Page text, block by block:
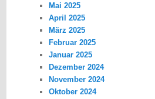
Mai 2025
April 2025
März 2025
Februar 2025
Januar 2025
Dezember 2024
November 2024
Oktober 2024